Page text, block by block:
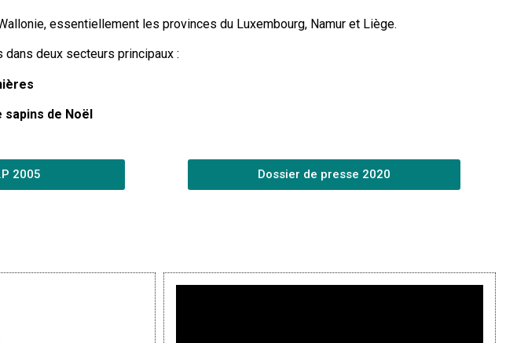
essentiellement les provinces du Luxembourg, Namur et Liège.
deux secteurs principaux :
de Noël
2005 Dossier de presse 2020